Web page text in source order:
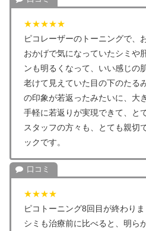
★★★★★
ピコレーザーのトーニングで、
おかげで気になっていたシミや
ンも明るくなって、いい感じの
老けて見えていた目の下のたる
の印象が若返ったみたいに、大
手軽に若返りが実現できて、と
スタッフの方々も、とても親切
ックです。
★★★★
ピコトーニング8回目が終わりま
シミも治療前に比べると、明ら